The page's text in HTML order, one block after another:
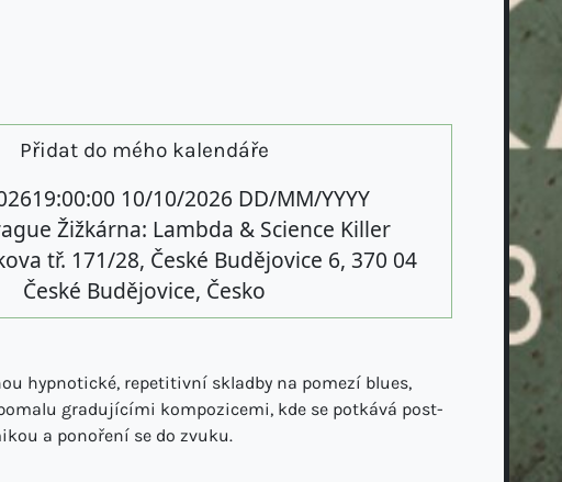
Přidat do mého kalendáře
10/10/2026 DD/MM/YYYY
Žižkárna: Lambda & Science Killer
tř. 171/28, České Budějovice 6, 370 04
České Budějovice, Česko
hypnotické, repetitivní skladby na pomezí blues,
gradujícími kompozicemi, kde se potkává post-
a ponoření se do zvuku.